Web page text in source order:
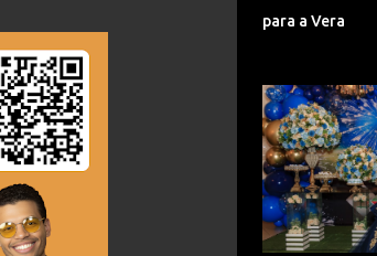
para a Vera